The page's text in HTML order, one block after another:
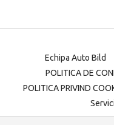
Echipa Auto Bild
POLITICA DE
POLITICA PRIVIND